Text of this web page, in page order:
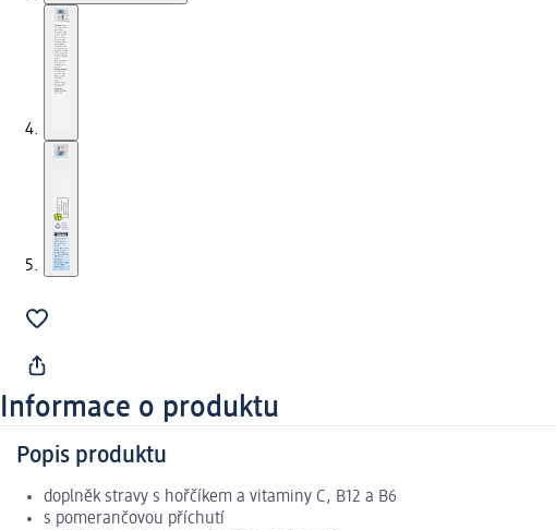
Informace o produktu
Popis produktu
doplněk stravy s hořčíkem a vitaminy C, B12 a B6
s pomerančovou příchutí